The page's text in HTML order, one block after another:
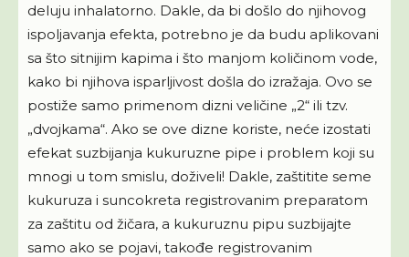
deluju inhalatorno. Dakle, da bi došlo do njihovog
ispoljavanja efekta, potrebno je da budu aplikovani
sa što sitnijim kapima i što manjom količinom vode,
kako bi njihova isparljivost došla do izražaja. Ovo se
postiže samo primenom dizni veličine „2“ ili tzv.
„dvojkama“. Ako se ove dizne koriste, neće izostati
efekat suzbijanja kukuruzne pipe i problem koji su
mnogi u tom smislu, doživeli! Dakle, zaštitite seme
kukuruza i suncokreta registrovanim preparatom
za zaštitu od žičara, a kukuruznu pipu suzbijajte
samo ako se pojavi, takođe registrovanim